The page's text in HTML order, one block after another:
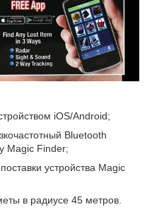
iOS/Android;
Bluetooth
Magic Finder;
устройства Magic
в радиусе 45 метров.